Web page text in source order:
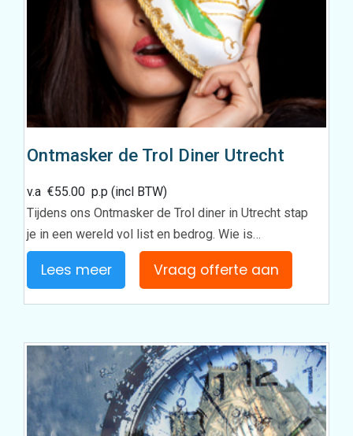
Ontmasker de Trol Diner Utrecht
v.a€55.00 p.p (incl BTW)
Tijdens ons Ontmasker de Trol diner in Utrecht stap
je in een wereld vol list en bedrog. Wie is…
Lees meer Vraag offerte aan